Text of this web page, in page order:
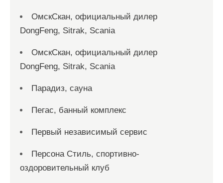
ОмскСкан, официальный дилер
DongFeng, Sitrak, Scania
ОмскСкан, официальный дилер
DongFeng, Sitrak, Scania
Парадиз, сауна
Пегас, банный комплекс
Первый независимый сервис
Персона Стиль, спортивно-
оздоровительный клуб